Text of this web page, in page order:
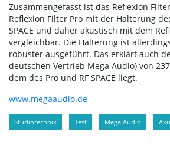
Zusammengefasst ist das Reflexion
Reflexion Filter Pro mit der Halterung
SPACE und daher akustisch mit dem
vergleichbar. Die Halterung ist
robuster ausgeführt. Das erklärt auch
deutschen Vertrieb Mega Audio) von
dem des Pro und RF SPACE liegt.
www.megaaudio.de
Studiotechnik Test Mega Audio